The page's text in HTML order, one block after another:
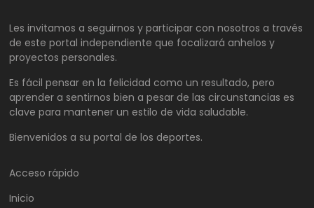
Les invitamos a seguirnos y participar con nosotros a través
de este portal independiente que focalizará anhelos y
proyectos personales.
Es fácil pensar en la felicidad como un resultado, pero
aprender a sentirnos bien a pesar de las circunstancias es
clave para mantener un estilo de vida saludable.
Bienvenidos a su portal de los deportes.
Acceso rápido
Inicio